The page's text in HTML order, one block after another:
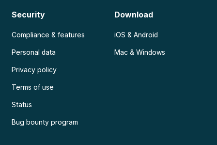
Security
Compliance & features
Personal data
Privacy policy
Terms of use
Status
Bug bounty program
Download
iOS & Android
Mac & Windows